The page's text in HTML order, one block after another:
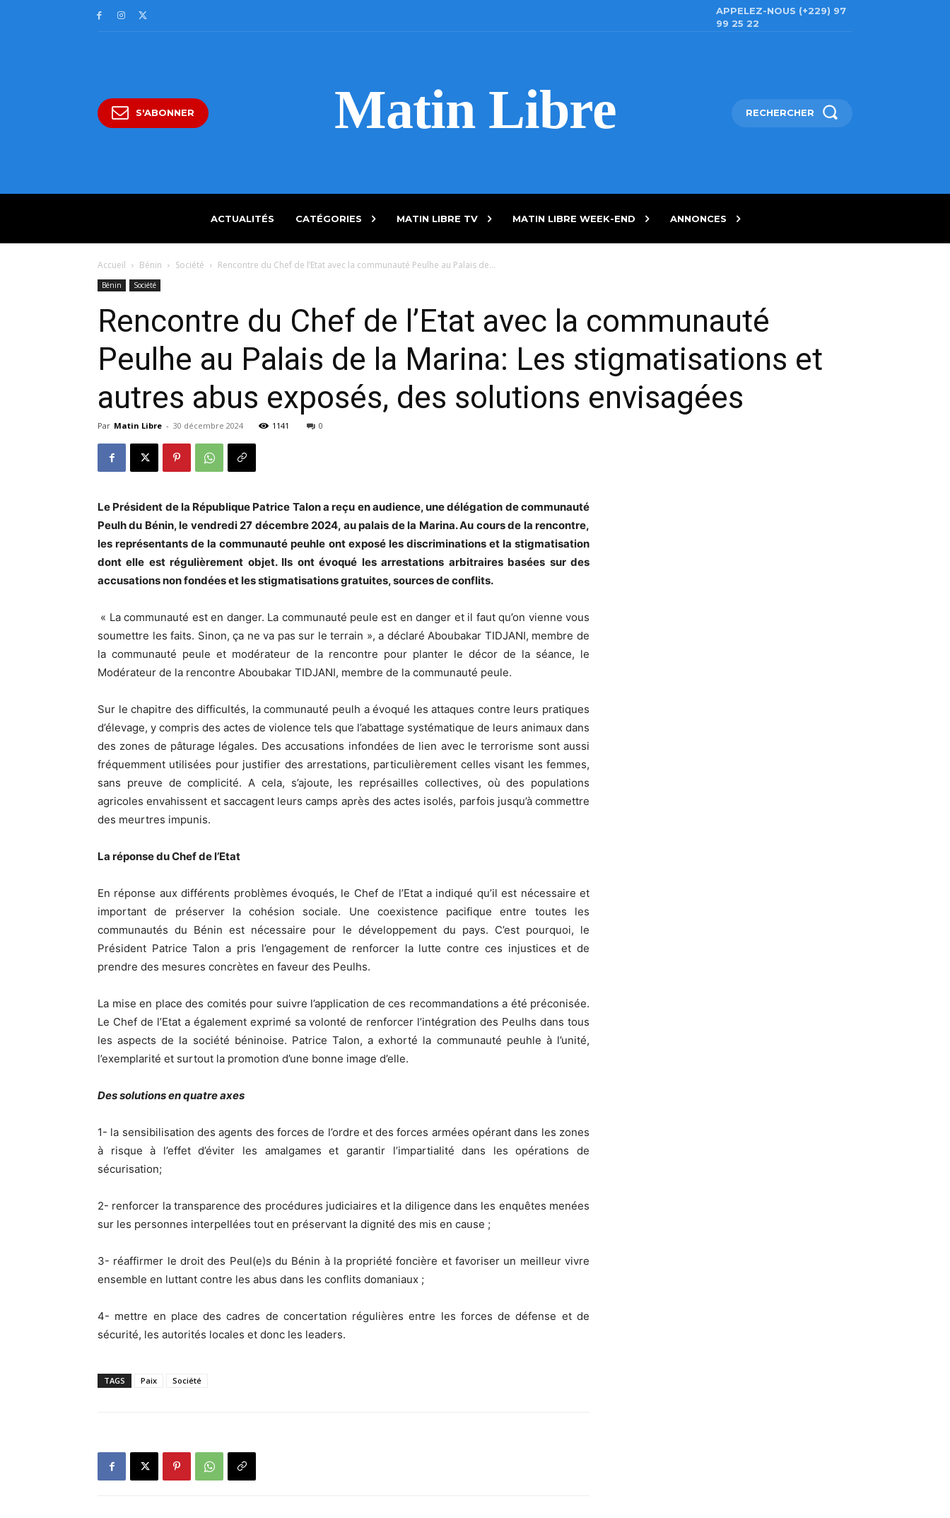
APPELEZ-NOUS (+229) 97
99 25 22
S'ABONNER Matin Libre RECHERCHER
ACTUALITÉS CATÉGORIES MATIN LIBRE TV MATIN LIBRE WEEK-END ANNONCES
Accueil Bénin Société Rencontre du Chef de l’Etat avec la communauté Peulhe au Palais de...
Bénin Société
Rencontre du Chef de l’Etat avec la communauté
Peulhe au Palais de la Marina: Les stigmatisations et
autres abus exposés, des solutions envisagées
Par Matin Libre - 30 décembre 2024 1141 0
Le Président de la République Patrice Talon a reçu en audience, une délégation de communauté
Peulh du Bénin, le vendredi 27 décembre 2024, au palais de la Marina. Au cours de la rencontre,
les représentants de la communauté peuhle ont exposé les discriminations et la stigmatisation
dont elle est régulièrement objet. Ils ont évoqué les arrestations arbitraires basées sur des
accusations non fondées et les stigmatisations gratuites, sources de conflits.
« La communauté est en danger. La communauté peule est en danger et il faut qu’on vienne vous
soumettre les faits. Sinon, ça ne va pas sur le terrain », a déclaré Aboubakar TIDJANI, membre de
la communauté peule et modérateur de la rencontre pour planter le décor de la séance, le
Modérateur de la rencontre Aboubakar TIDJANI, membre de la communauté peule.
Sur le chapitre des difficultés, la communauté peulh a évoqué les attaques contre leurs pratiques
d’élevage, y compris des actes de violence tels que l’abattage systématique de leurs animaux dans
des zones de pâturage légales. Des accusations infondées de lien avec le terrorisme sont aussi
fréquemment utilisées pour justifier des arrestations, particulièrement celles visant les femmes,
sans preuve de complicité. A cela, s’ajoute, les représailles collectives, où des populations
agricoles envahissent et saccagent leurs camps après des actes isolés, parfois jusqu’à commettre
des meurtres impunis.
La réponse du Chef de l’Etat
En réponse aux différents problèmes évoqués, le Chef de l’Etat a indiqué qu’il est nécessaire et
important de préserver la cohésion sociale. Une coexistence pacifique entre toutes les
communautés du Bénin est nécessaire pour le développement du pays. C’est pourquoi, le
Président Patrice Talon a pris l’engagement de renforcer la lutte contre ces injustices et de
prendre des mesures concrètes en faveur des Peulhs.
La mise en place des comités pour suivre l’application de ces recommandations a été préconisée.
Le Chef de l’Etat a également exprimé sa volonté de renforcer l’intégration des Peulhs dans tous
les aspects de la société béninoise. Patrice Talon, a exhorté la communauté peuhle à l’unité,
l’exemplarité et surtout la promotion d’une bonne image d’elle.
Des solutions en quatre axes
1- la sensibilisation des agents des forces de l’ordre et des forces armées opérant dans les zones
à risque à l’effet d’éviter les amalgames et garantir l’impartialité dans les opérations de
sécurisation;
2- renforcer la transparence des procédures judiciaires et la diligence dans les enquêtes menées
sur les personnes interpellées tout en préservant la dignité des mis en cause ;
3- réaffirmer le droit des Peul(e)s du Bénin à la propriété foncière et favoriser un meilleur vivre
ensemble en luttant contre les abus dans les conflits domaniaux ;
4- mettre en place des cadres de concertation régulières entre les forces de défense et de
sécurité, les autorités locales et donc les leaders.
TAGS Paix Société